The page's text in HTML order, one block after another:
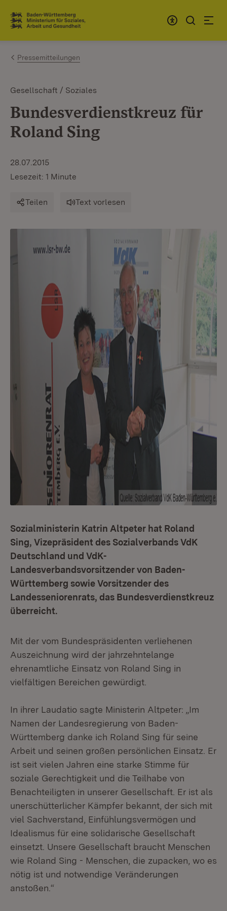
Zum Inhalt springen
Link zur Startseite
Pressemitteilungen
Gesellschaft / Soziales
Bundesverdienstkreuz für
Roland Sing
28.07.2015
Lesezeit: 1 Minute
Teilen Text vorlesen
Sozialministerin Katrin Altpeter hat Roland
Sing, Vizepräsident des Sozialverbands VdK
Deutschland und VdK-
Landesverbandsvorsitzender von Baden-
Württemberg sowie Vorsitzender des
Landesseniorenrats, das Bundesverdienstkreuz
überreicht.
Mit der vom Bundespräsidenten verliehenen
Auszeichnung wird der jahrzehntelange
ehrenamtliche Einsatz von Roland Sing in
vielfältigen Bereichen gewürdigt.
In ihrer Laudatio sagte Ministerin Altpeter: „Im
Namen der Landesregierung von Baden-
Württemberg danke ich Roland Sing für seine
Arbeit und seinen großen persönlichen Einsatz. Er
ist seit vielen Jahren eine starke Stimme für
soziale Gerechtigkeit und die Teilhabe von
Benachteiligten in unserer Gesellschaft. Er ist als
unerschütterlicher Kämpfer bekannt, der sich mit
viel Sachverstand, Einfühlungsvermögen und
Idealismus für eine solidarische Gesellschaft
einsetzt. Unsere Gesellschaft braucht Menschen
wie Roland Sing - Menschen, die zupacken, wo es
nötig ist und notwendige Veränderungen
anstoßen.“